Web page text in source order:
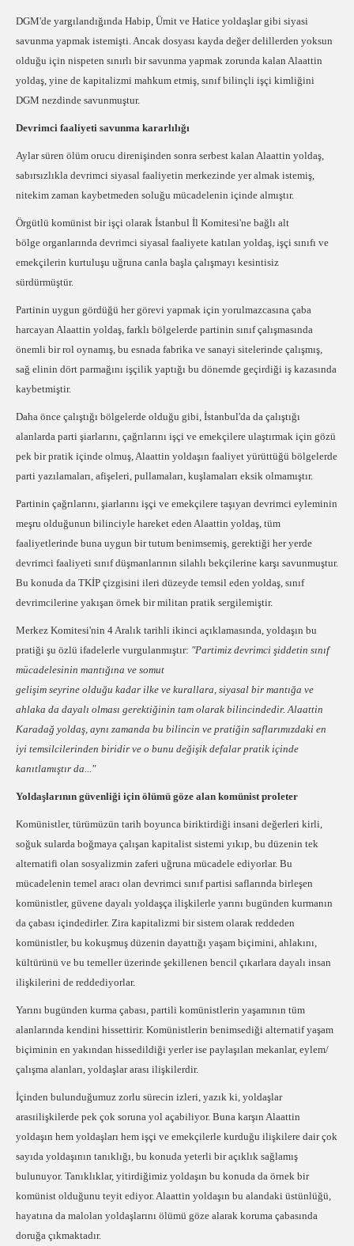
DGM'de yargılandığında Habip, Ümit ve Hatice yoldaşlar gibi siyasi
savunma yapmak istemişti. Ancak dosyası kayda değer delillerden yoksun
olduğu için nispeten sınırlı bir savunma yapmak zorunda kalan Alaattin
yoldaş, yine de kapitalizmi mahkum etmiş, sınıf bilinçli işçi kimliğini
DGM nezdinde savunmuştur.
Devrimci faaliyeti savunma kararlılığı
Aylar süren ölüm orucu direnişinden sonra serbest kalan Alaattin yoldaş,
sabırsızlıkla devrimci siyasal faaliyetin merkezinde yer almak istemiş,
nitekim zaman kaybetmeden soluğu mücadelenin içinde almıştır.
Örgütlü komünist bir işçi olarak İstanbul İl Komitesi'ne bağlı alt
bölge organlarında devrimci siyasal faaliyete katılan yoldaş, işçi sınıfı ve
emekçilerin kurtuluşu uğruna canla başla çalışmayı kesintisiz
sürdürmüştür.
Partinin uygun gördüğü her görevi yapmak için yorulmazcasına çaba
harcayan Alaattin yoldaş, farklı bölgelerde partinin sınıf çalışmasında
önemli bir rol oynamış, bu esnada fabrika ve sanayi sitelerinde çalışmış,
sağ elinin dört parmağını işçilik yaptığı bu dönemde geçirdiği iş kazasında
kaybetmiştir.
Daha önce çalıştığı bölgelerde olduğu gibi, İstanbul'da da çalıştığı
alanlarda parti şiarlarını, çağrılarını işçi ve emekçilere ulaştırmak için gözü
pek bir pratik içinde olmuş, Alaattin yoldaşın faaliyet yürüttüğü bölgelerde
parti yazılamaları, afişeleri, pullamaları, kuşlamaları eksik olmamıştır.
Partinin çağrılarını, şiarlarını işçi ve emekçilere taşıyan devrimci eyleminin
meşru olduğunun bilinciyle hareket eden Alaattin yoldaş, tüm
faaliyetlerinde buna uygun bir tutum benimsemiş, gerektiği her yerde
devrimci faaliyeti sınıf düşmanlarının silahlı bekçilerine karşı savunmuştur.
Bu konuda da TKİP çizgisini ileri düzeyde temsil eden yoldaş, sınıf
devrimcilerine yakışan örnek bir militan pratik sergilemiştir.
Merkez Komitesi'nin 4 Aralık tarihli ikinci açıklamasında, yoldaşın bu
pratiği şu özlü ifadelerle vurgulanmıştır: "Partimiz devrimci şiddetin sınıf
mücadelesinin mantığına ve somut
gelişim seyrine olduğu kadar ilke ve kurallara, siyasal bir mantığa ve
ahlaka da dayalı olması gerektiğinin tam olarak bilincindedir. Alaattin
Karadağ yoldaş, aynı zamanda bu bilincin ve pratiğin saflarımızdaki en
iyi temsilcilerinden biridir ve o bunu değişik defalar pratik içinde
kanıtlamıştır da..."
Yoldaşlarının güvenliği için ölümü göze alan komünist proleter
Komünistler, türümüzün tarih boyunca biriktirdiği insani değerleri kirli,
soğuk sularda boğmaya çalışan kapitalist sistemi yıkıp, bu düzenin tek
alternatifi olan sosyalizmin zaferi uğruna mücadele ediyorlar. Bu
mücadelenin temel aracı olan devrimci sınıf partisi saflarında birleşen
komünistler, güvene dayalı yoldaşça ilişkilerle yarını bugünden kurmanın
da çabası içindedirler. Zira kapitalizmi bir sistem olarak reddeden
komünistler, bu kokuşmuş düzenin dayattığı yaşam biçimini, ahlakını,
kültürünü ve bu temeller üzerinde şekillenen bencil çıkarlara dayalı insan
ilişkilerini de reddediyorlar.
Yarını bugünden kurma çabası, partili komünistlerin yaşamının tüm
alanlarında kendini hissettirir. Komünistlerin benimsediği alternatif yaşam
biçiminin en yakından hissedildiği yerler ise paylaşılan mekanlar, eylem/
çalışma alanları, yoldaşlar arası ilişkilerdir.
İçinden bulunduğumuz zorlu sürecin izleri, yazık ki, yoldaşlar
arasıilişkilerde pek çok soruna yol açabiliyor. Buna karşın Alaattin
yoldaşın hem yoldaşları hem işçi ve emekçilerle kurduğu ilişkilere dair çok
sayıda yoldaşının tanıklığı, bu konuda yeterli bir açıklık sağlamış
bulunuyor. Tanıklıklar, yitirdiğimiz yoldaşın bu konuda da örnek bir
komünist olduğunu teyit ediyor. Alaattin yoldaşın bu alandaki üstünlüğü,
hayatına da malolan yoldaşlarını ölümü göze alarak koruma çabasında
doruğa çıkmaktadır.